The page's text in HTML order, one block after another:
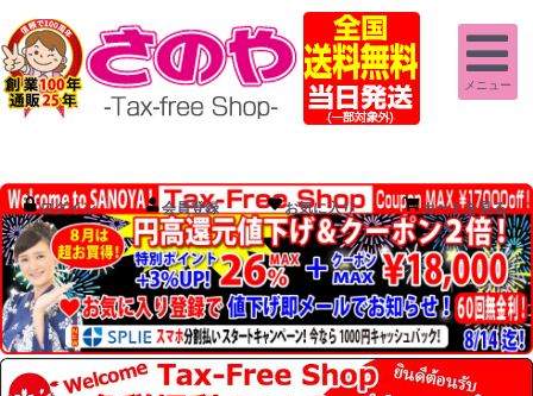
メニュー
ログイン 会員登録 お気に入り カートを見る